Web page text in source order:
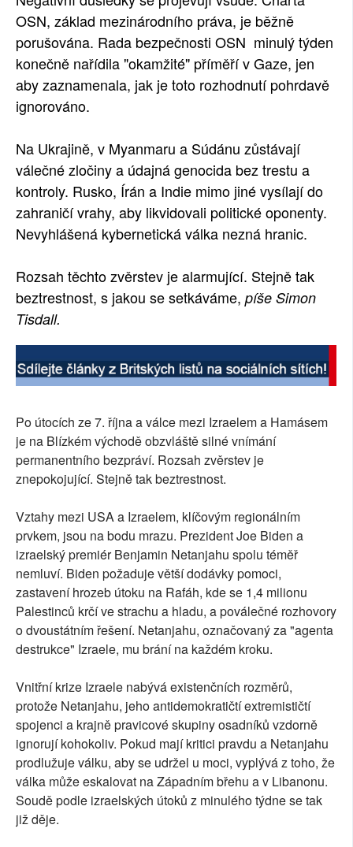
SOCIÁLNÍ SÍTĚ
RUBRIKY
PLNÁ VERZE STRÁNEK
OSN, základ mezinárodního práva, je běžně
porušována. Rada bezpečnosti OSN minulý týden
konečně nařídila "okamžité" příměří v Gaze, jen
aby zaznamenala, jak je toto rozhodnutí pohrdavě
ignorováno.
Na Ukrajině, v Myanmaru a Súdánu zůstávají
válečné zločiny a údajná genocida bez trestu a
kontroly. Rusko, Írán a Indie mimo jiné vysílají do
zahraničí vrahy, aby likvidovali politické oponenty.
Nevyhlášená kybernetická válka nezná hranic.
Rozsah těchto zvěrstev je alarmující. Stejně tak
beztrestnost, s jakou se setkáváme, píše Simon
Tisdall.
Po útocích ze 7. října a válce mezi Izraelem a Hamásem
je na Blízkém východě obzvláště silné vnímání
permanentního bezpráví. Rozsah zvěrstev je
znepokojující. Stejně tak beztrestnost.
Vztahy mezi USA a Izraelem, klíčovým regionálním
prvkem, jsou na bodu mrazu. Prezident Joe Biden a
izraelský premiér Benjamin Netanjahu spolu téměř
nemluví. Biden požaduje větší dodávky pomoci,
zastavení hrozeb útoku na Rafáh, kde se 1,4 milionu
Palestinců krčí ve strachu a hladu, a poválečné rozhovory
o dvoustátním řešení. Netanjahu, označovaný za "agenta
destrukce" Izraele, mu brání na každém kroku.
Vnitřní krize Izraele nabývá existenčních rozměrů,
protože Netanjahu, jeho antidemokratičtí extremističtí
spojenci a krajně pravicové skupiny osadníků vzdorně
ignorují kohokoliv. Pokud mají kritici pravdu a Netanjahu
prodlužuje válku, aby se udržel u moci, vyplývá z toho, že
válka může eskalovat na Západním břehu a v Libanonu.
Soudě podle izraelských útoků z minulého týdne se tak
již děje.